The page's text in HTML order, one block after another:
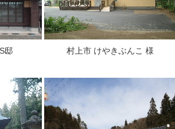
邸 村上市 けやきぶんこ 様